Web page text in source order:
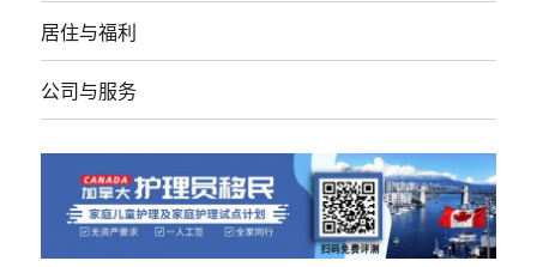
居住与福利
公司与服务